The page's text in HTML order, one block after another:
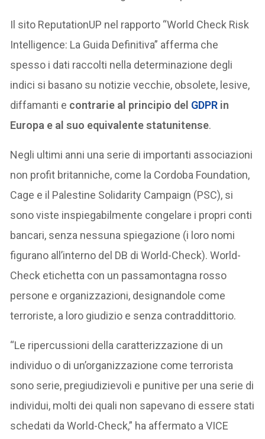
Il sito ReputationUP nel rapporto “World Check Risk
Intelligence: La Guida Definitiva” afferma che
spesso i dati raccolti nella determinazione degli
indici si basano su notizie vecchie, obsolete, lesive,
diffamanti e contrarie al principio del GDPR in
Europa e al suo equivalente statunitense.
Negli ultimi anni una serie di importanti associazioni
non profit britanniche, come la Cordoba Foundation,
Cage e il Palestine Solidarity Campaign (PSC), si
sono viste inspiegabilmente congelare i propri conti
bancari, senza nessuna spiegazione (i loro nomi
figurano all’interno del DB di World-Check). World-
Check etichetta con un passamontagna rosso
persone e organizzazioni, designandole come
terroriste, a loro giudizio e senza contraddittorio.
“Le ripercussioni della caratterizzazione di un
individuo o di un’organizzazione come terrorista
sono serie, pregiudizievoli e punitive per una serie di
individui, molti dei quali non sapevano di essere stati
schedati da World-Check,” ha affermato a VICE